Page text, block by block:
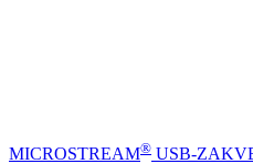
MICROSTREAM® USB-